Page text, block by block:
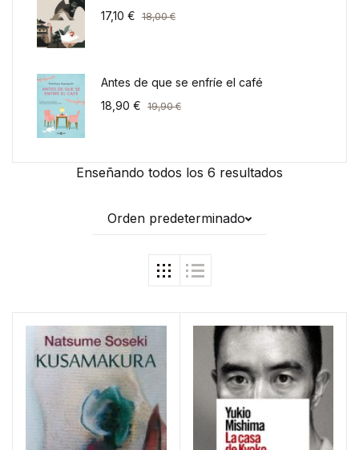
Enseñando todos los 6 resultados
Orden predeterminado
17,10 € 18,00€
Antes de que se enfríe el café
18,90 € 19,90€